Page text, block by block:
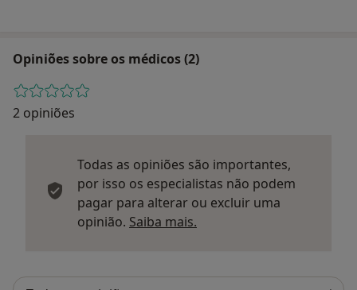
Opiniões sobre os médicos (2)
2 opiniões
Todas as opiniões são importantes,
por isso os especialistas não podem
pagar para alterar ou excluir uma
opinião. Saiba mais.